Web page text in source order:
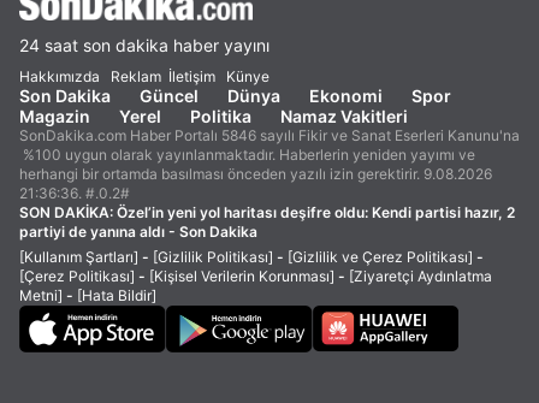
24 saat son dakika haber yayını
Hakkımızda Reklam İletişim Künye
Son Dakika Güncel Dünya Ekonomi
Spor
Magazin
Yerel Politika Namaz Vakitleri
SonDakika.com Haber Portalı 5846 sayılı Fikir ve Sanat Eserleri Kanunu'na
%100 uygun olarak yayınlanmaktadır. Haberlerin yeniden yayımı ve
herhangi bir ortamda basılması önceden yazılı izin gerektirir. 9.08.2026
21:36:36. #.0.2#
SON DAKİKA: Özel’in yeni yol haritası deşifre oldu: Kendi partisi hazır, 2
partiyi de yanına aldı - Son Dakika
[Kullanım Şartları] - [Gizlilik Politikası] - [Gizlilik ve Çerez Politikası] -
[Çerez Politikası] - [Kişisel Verilerin Korunması] - [Ziyaretçi Aydınlatma
Metni] - [Hata Bildir]